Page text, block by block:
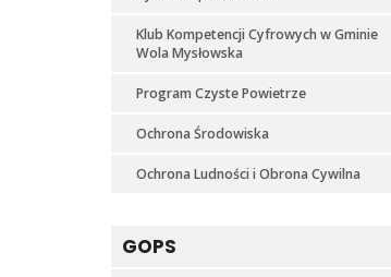
Klub Kompetencji Cyfrowych w Gminie
Wola Mysłowska
Program Czyste Powietrze
Ochrona Środowiska
Ochrona Ludności i Obrona Cywilna
GOPS